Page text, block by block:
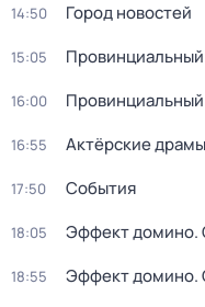
14:50 Город новостей
15:05
16:00
16:55 Актёрские драмы
17:50 События
18:05 Эффект домино.
18:55 Эффект домино.